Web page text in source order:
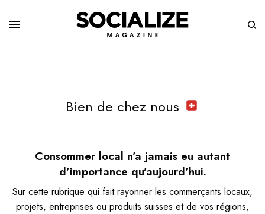
Bien de chez nous
Consommer local n’a jamais eu autant
d’importance qu’aujourd’hui.
Sur cette rubrique qui fait rayonner les commerçants locaux,
projets, entreprises ou produits suisses et de vos régions,